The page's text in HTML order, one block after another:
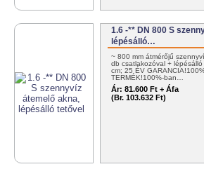
1.6 -** DN 800 S
lépésálló…
~ 800 mm átmérőjű
db csatlakozóval +
cm; 25 ÉV
TERMÉK!100%-ban…
Ár: 81.600 Ft + Áfa
(Br. 103.632 Ft)